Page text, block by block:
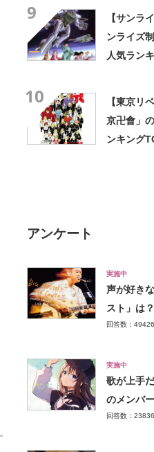
9
【サンラ
ンライズ
人気ラン
10
【東京リ
京卍會」
ンキング
アンケート
実施中
声が好き
スト」は？
回答数：49426
実施中
歌が上手
のメンバ
回答数：23836